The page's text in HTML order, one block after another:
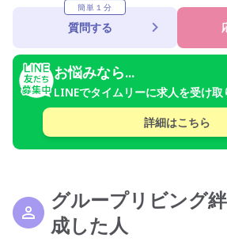
簡単１分
質問する
お悩みなら...
LINEでタイムリーに求人を受け取
詳細はこちら
グループリビング
成した人